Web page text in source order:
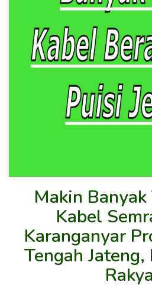
Makin
Kabel
Karanganyar
Tengah